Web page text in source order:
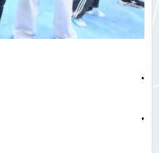
.
.